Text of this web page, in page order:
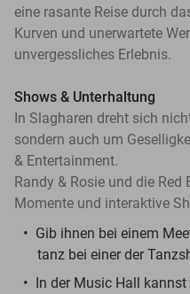
eine rasante Reise durch
Kurven und unerwartete
unvergessliches Erlebnis.
Shows & Unterhaltung
In Slagharen dreht sich
sondern auch um
& Entertainment.
Randy & Rosie und die
Momente und interaktive
Gib ihnen bei einem
tanz bei einer der
In der Music Hall